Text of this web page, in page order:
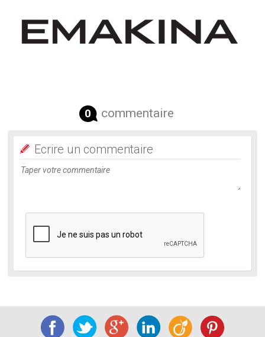
0 commentaire
Ecrire un commentaire